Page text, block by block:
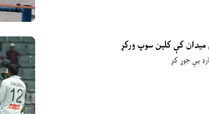
میدان کې کلین سوپ ورکړ
یې جوړ کړ